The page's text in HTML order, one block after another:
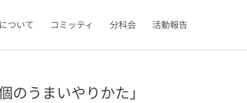
ついて コミッティ 分科会 活動報告
のうまいやりかた」